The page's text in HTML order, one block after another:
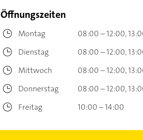
Öffnungszeiten
Montag 08:00 – 12:00
Dienstag
08:00 – 12:00
Mittwoch
08:00 – 12:00
Donnerstag
08:00 – 12:00
Freitag
10:00 – 14:00